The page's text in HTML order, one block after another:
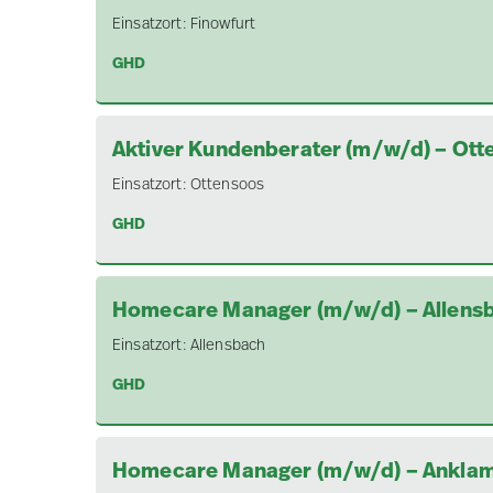
Einsatzort: Finowfurt
GHD
Aktiver Kundenberater (m/w/d) –
Einsatzort: Ottensoos
GHD
Homecare Manager (m/w/d) –
Einsatzort: Allensbach
GHD
Homecare Manager (m/w/d) –